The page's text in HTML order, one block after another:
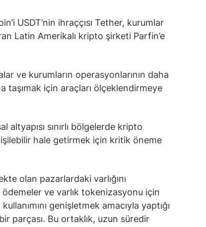
USDT’nin ihraççısı Tether, kurumlar
Latin Amerikalı kripto şirketi Parfin’e
ve kurumların operasyonlarının daha
taşımak için araçları ölçeklendirmeye
sınırlı bölgelerde kripto
hale getirmek için kritik öneme
olan pazarlardaki varlığını
ödemeler ve varlık tokenizasyonu için
genişletmek amacıyla yaptığı
parçası. Bu ortaklık, uzun süredir